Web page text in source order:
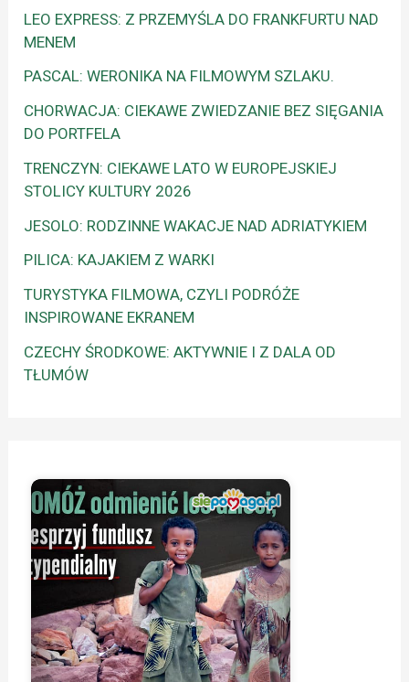
LEO EXPRESS: Z PRZEMYŚLA DO FRANKFURTU NAD
MENEM
PASCAL: WERONIKA NA FILMOWYM SZLAKU.
CHORWACJA: CIEKAWE ZWIEDZANIE BEZ SIĘGANIA
DO PORTFELA
TRENCZYN: CIEKAWE LATO W EUROPEJSKIEJ
STOLICY KULTURY 2026
JESOLO: RODZINNE WAKACJE NAD ADRIATYKIEM
PILICA: KAJAKIEM Z WARKI
TURYSTYKA FILMOWA, CZYLI PODRÓŻE
INSPIROWANE EKRANEM
CZECHY ŚRODKOWE: AKTYWNIE I Z DALA OD
TŁUMÓW